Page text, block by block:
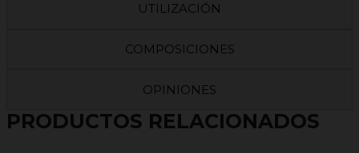
UTILIZACIÓN
COMPOSICIONES
OPINIONES
PRODUCTOS RELACIONADOS